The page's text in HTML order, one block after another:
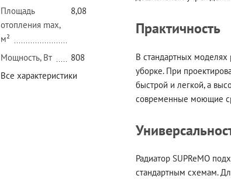
Площадь
отопления max,
м²
8,08
Мощность, Вт
808
Все характеристики
Практичность
В стандартных моделях
уборке. При
быстрой и легкой, а
современные моющие
Радиатор SUPReMO
стандартным схемам.